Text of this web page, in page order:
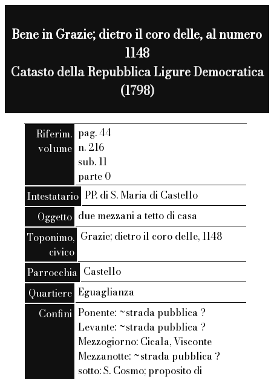
Bene in Grazie; dietro il coro delle, al numero
1148
Catasto della Repubblica Ligure Democratica
(1798)
Riferim.
volume
pag. 44
n. 216
sub. 11
parte 0
Intestatario PP. di S. Maria di Castello
Oggetto due mezzani a tetto di casa
Toponimo,
civico
Grazie; dietro il coro delle, 1148
Parrocchia Castello
Quartiere Eguaglianza
Confini Ponente: ~strada pubblica ?
Levante: ~strada pubblica ?
Mezzogiorno: Cicala, Visconte
Mezzanotte: ~strada pubblica ?
sotto: S. Cosmo; proposito di